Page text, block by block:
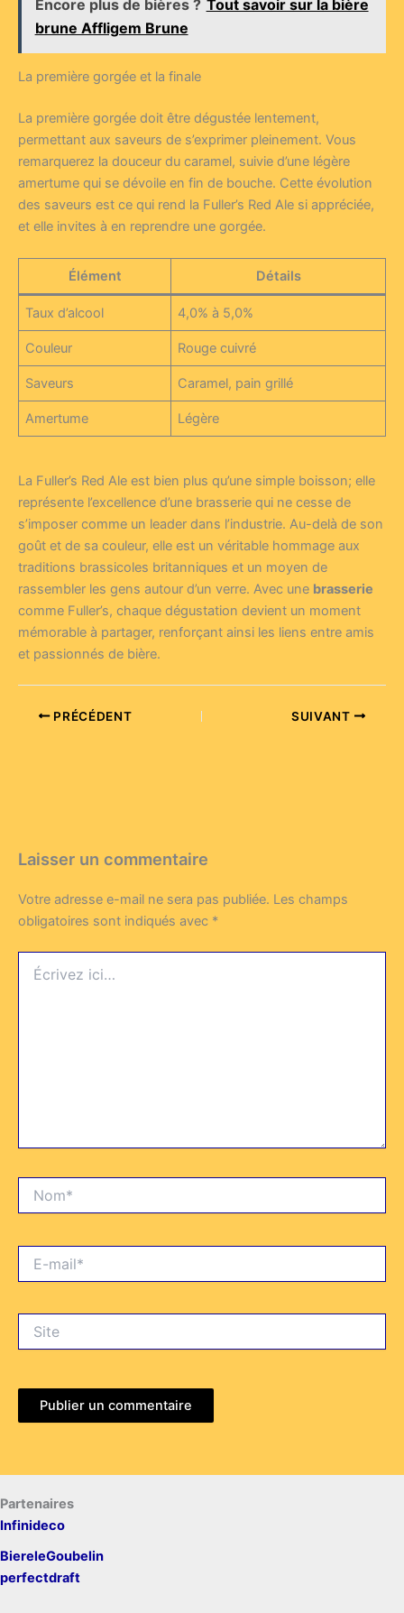
Encore plus de bières ? Tout savoir sur la bière
brune Affligem Brune
La première gorgée et la finale
La première gorgée doit être dégustée lentement,
permettant aux saveurs de s’exprimer pleinement. Vous
remarquerez la douceur du caramel, suivie d’une légère
amertume qui se dévoile en fin de bouche. Cette évolution
des saveurs est ce qui rend la Fuller’s Red Ale si appréciée,
et elle invites à en reprendre une gorgée.
Élément Détails
Taux d’alcool 4,0% à 5,0%
Couleur Rouge cuivré
Saveurs Caramel, pain grillé
Amertume Légère
La Fuller’s Red Ale est bien plus qu’une simple boisson; elle
représente l’excellence d’une brasserie qui ne cesse de
s’imposer comme un leader dans l’industrie. Au-delà de son
goût et de sa couleur, elle est un véritable hommage aux
traditions brassicoles britanniques et un moyen de
rassembler les gens autour d’un verre. Avec une brasserie
comme Fuller’s, chaque dégustation devient un moment
mémorable à partager, renforçant ainsi les liens entre amis
et passionnés de bière.
PRÉCÉDENT SUIVANT
Laisser un commentaire
Votre adresse e-mail ne sera pas publiée. Les champs
obligatoires sont indiqués avec *
ici…
mail*
Partenaires
Infinideco
BiereleGoubelin
perfectdraft